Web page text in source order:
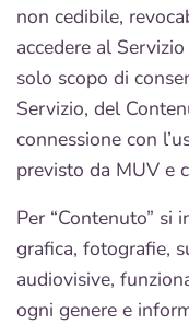
non cedibile,
accedere al
solo scopo di
Servizio, del
connessione con
previsto da MUV e
Per “Contenuto” si
grafica, fotografie,
audiovisive,
ogni genere e